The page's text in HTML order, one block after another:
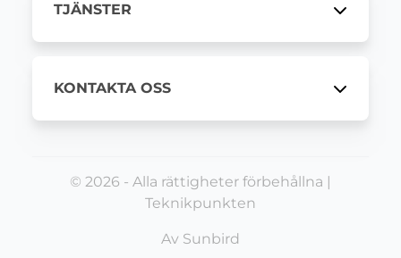
TJÄNSTER
KONTAKTA OSS
© 2026 - Alla rättigheter förbehållna |
Teknikpunkten
Av Sunbird